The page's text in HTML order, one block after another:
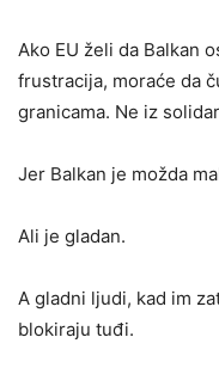
Ako EU želi da Balkan
frustracija, moraće da
granicama. Ne iz
Jer Balkan je možda
Ali je gladan.
A gladni ljudi, kad im
blokiraju tuđi.